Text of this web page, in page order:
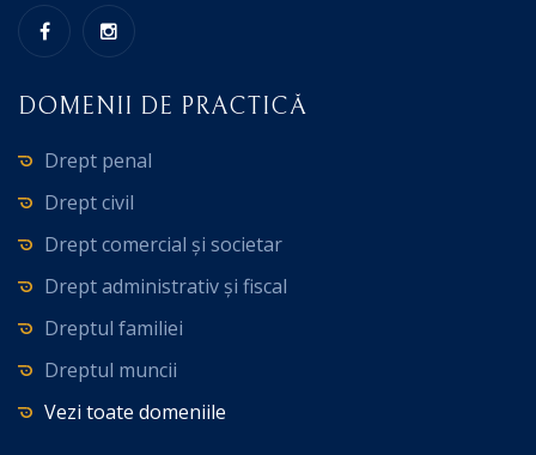
DOMENII DE PRACTICĂ
Drept penal
Drept civil
Drept comercial și societar
Drept administrativ și fiscal
Dreptul familiei
Dreptul muncii
Vezi toate domeniile